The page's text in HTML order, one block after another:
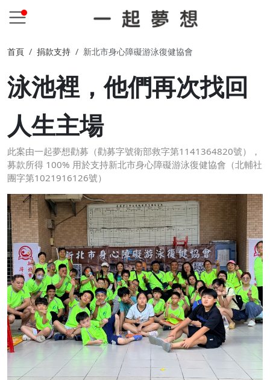
首頁 捐款支持 新北市身心障礙游泳復健協會
泳池裡，他們再次找回
人生主場
此案由一起夢想勸募（勸募字號衛部救字第1141364820號），
募款所得 100% 用於支持新北市身心障礙游泳復健協會（北輔社
團字第1021916126號）